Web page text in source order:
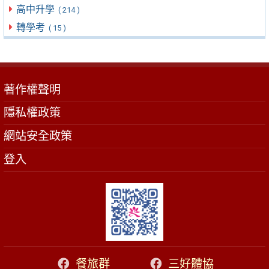
高中升學 ( 214 )
轉學考 ( 15 )
著作權聲明
隱私權政策
網站安全政策
登入
餐旅群 三好體協